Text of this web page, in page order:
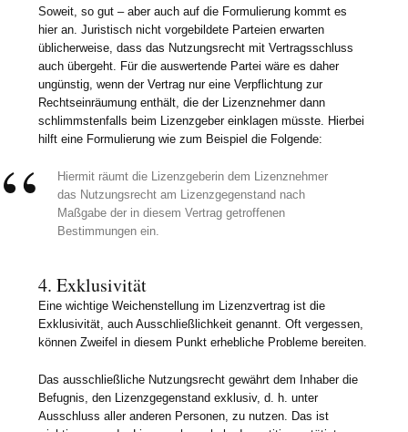
Soweit, so gut – aber auch auf die Formulierung kommt es
hier an. Juristisch nicht vorgebildete Parteien erwarten
üblicherweise, dass das Nutzungsrecht mit Vertragsschluss
auch übergeht. Für die auswertende Partei wäre es daher
ungünstig, wenn der Vertrag nur eine Verpflichtung zur
Rechtseinräumung enthält, die der Lizenznehmer dann
schlimmstenfalls beim Lizenzgeber einklagen müsste. Hierbei
hilft eine Formulierung wie zum Beispiel die Folgende:
Hiermit räumt die Lizenzgeberin dem Lizenznehmer
das Nutzungsrecht am Lizenzgegenstand nach
Maßgabe der in diesem Vertrag getroffenen
Bestimmungen ein.
4. Exklusivität
Eine wichtige Weichenstellung im Lizenzvertrag ist die
Exklusivität, auch Ausschließlichkeit genannt. Oft vergessen,
können Zweifel in diesem Punkt erhebliche Probleme bereiten.
Das ausschließliche Nutzungsrecht gewährt dem Inhaber die
Befugnis, den Lizenzgegenstand exklusiv, d. h. unter
Ausschluss aller anderen Personen, zu nutzen. Das ist